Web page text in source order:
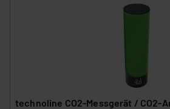
technoline CO2-Messgerät / CO2-